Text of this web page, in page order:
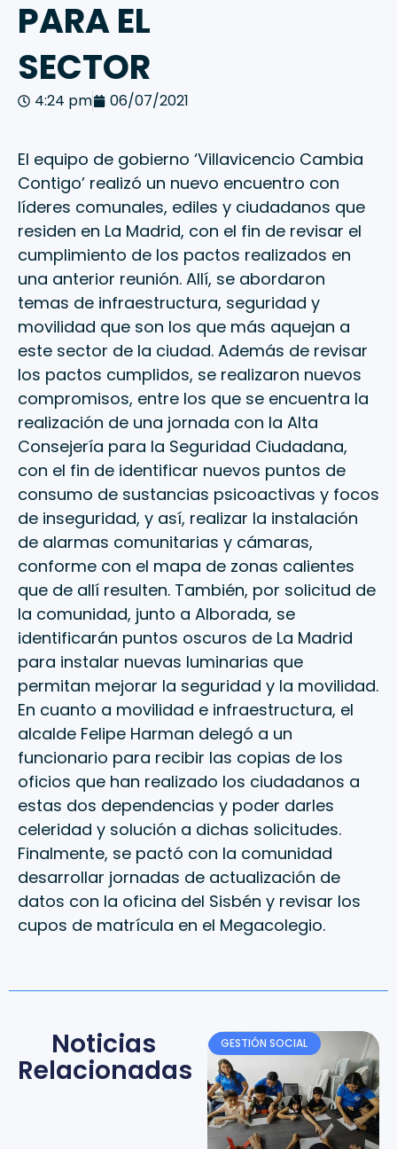
PARA EL
SECTOR
4:24 pm 06/07/2021
El equipo de gobierno ‘Villavicencio Cambia
Contigo’ realizó un nuevo encuentro con
líderes comunales, ediles y ciudadanos que
residen en La Madrid, con el fin de revisar el
cumplimiento de los pactos realizados en
una anterior reunión. Allí, se abordaron
temas de infraestructura, seguridad y
movilidad que son los que más aquejan a
este sector de la ciudad. Además de revisar
los pactos cumplidos, se realizaron nuevos
compromisos, entre los que se encuentra la
realización de una jornada con la Alta
Consejería para la Seguridad Ciudadana,
con el fin de identificar nuevos puntos de
consumo de sustancias psicoactivas y focos
de inseguridad, y así, realizar la instalación
de alarmas comunitarias y cámaras,
conforme con el mapa de zonas calientes
que de allí resulten. También, por solicitud de
la comunidad, junto a Alborada, se
identificarán puntos oscuros de La Madrid
para instalar nuevas luminarias que
permitan mejorar la seguridad y la movilidad.
En cuanto a movilidad e infraestructura, el
alcalde Felipe Harman delegó a un
funcionario para recibir las copias de los
oficios que han realizado los ciudadanos a
estas dos dependencias y poder darles
celeridad y solución a dichas solicitudes.
Finalmente, se pactó con la comunidad
desarrollar jornadas de actualización de
datos con la oficina del Sisbén y revisar los
cupos de matrícula en el Megacolegio.
Noticias
Relacionadas
GESTIÓN SOCIAL